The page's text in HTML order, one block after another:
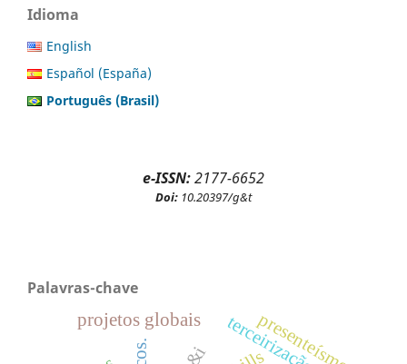
Idioma
English
Español (España)
Português (Brasil)
e-ISSN:2177-6652
Doi: 10.20397/g&t
Palavras-chave
projetos globais presenteísmo